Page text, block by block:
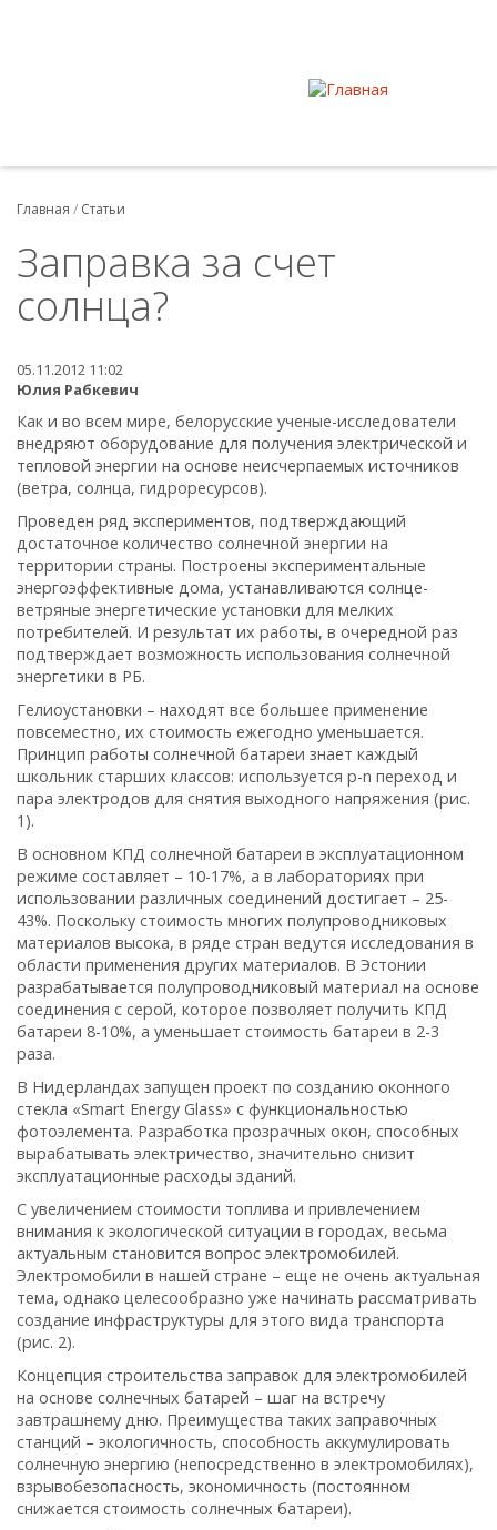
Главная / Статьи
Заправка за счет
солнца?
05.11.2012 11:02
Юлия Рабкевич
Как и во всем мире, белорусские ученые-исследователи
внедряют оборудование для получения электрической и
тепловой энергии на основе неисчерпаемых источников
(ветра, солнца, гидроресурсов).
Проведен ряд экспериментов, подтверждающий
достаточное количество солнечной энергии на
территории страны. Построены экспериментальные
энергоэффективные дома, устанавливаются солнце-
ветряные энергетические установки для мелких
потребителей. И результат их работы, в очередной раз
подтверждает возможность использования солнечной
энергетики в РБ.
Гелиоустановки – находят все большее применение
повсеместно, их стоимость ежегодно уменьшается.
Принцип работы солнечной батареи знает каждый
школьник старших классов: используется p-n переход и
пара электродов для снятия выходного напряжения (рис.
1).
В основном КПД солнечной батареи в эксплуатационном
режиме составляет – 10-17%, а в лабораториях при
использовании различных соединений достигает – 25-
43%. Поскольку стоимость многих полупроводниковых
материалов высока, в ряде стран ведутся исследования в
области применения других материалов. В Эстонии
разрабатывается полупроводниковый материал на основе
соединения с серой, которое позволяет получить КПД
батареи 8-10%, а уменьшает стоимость батареи в 2-3
раза.
В Нидерландах запущен проект по созданию оконного
стекла «Smart Energy Glass» с функциональностью
фотоэлемента. Разработка прозрачных окон, способных
вырабатывать электричество, значительно снизит
эксплуатационные расходы зданий.
С увеличением стоимости топлива и привлечением
внимания к экологической ситуации в городах, весьма
актуальным становится вопрос электромобилей.
Электромобили в нашей стране – еще не очень актуальная
тема, однако целесообразно уже начинать рассматривать
создание инфраструктуры для этого вида транспорта
(рис. 2).
Концепция строительства заправок для электромобилей
на основе солнечных батарей – шаг на встречу
завтрашнему дню. Преимущества таких заправочных
станций – экологичность, способность аккумулировать
солнечную энергию (непосредственно в электромобилях),
взрывобезопасность, экономичность (постоянном
снижается стоимость солнечных батареи).